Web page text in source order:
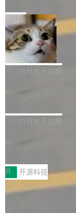
是把这段空隙补上。
aDB 捕获 commit 之
微软同期总资本开支
bet、微软以及 Meta
ceXAI的资金消耗速
撑庞大支出的资金来
貌。数据显示，微软
一个在终端里运行
1.2，驱动这个 agent
你可以用 curl -fsSL
sh | bash 安装一个
代码、验证结果的
个主 agent 循环，外
局
美团开源
准 AI 能力认知
机器出题的前提，
构建流程可以分为
白开水不加糖
库，并将作为
MPComm将作为一
ENT，实现零拷贝传
传输性能最高提升5
于自研UCL-Engine
白开水不加糖
型案例入选名单》，
开源 AI 编程平台
创新与落地成效成功
助力企业AI研发安
开 开源科技
深信服AI算力网关
前不久，工业和信